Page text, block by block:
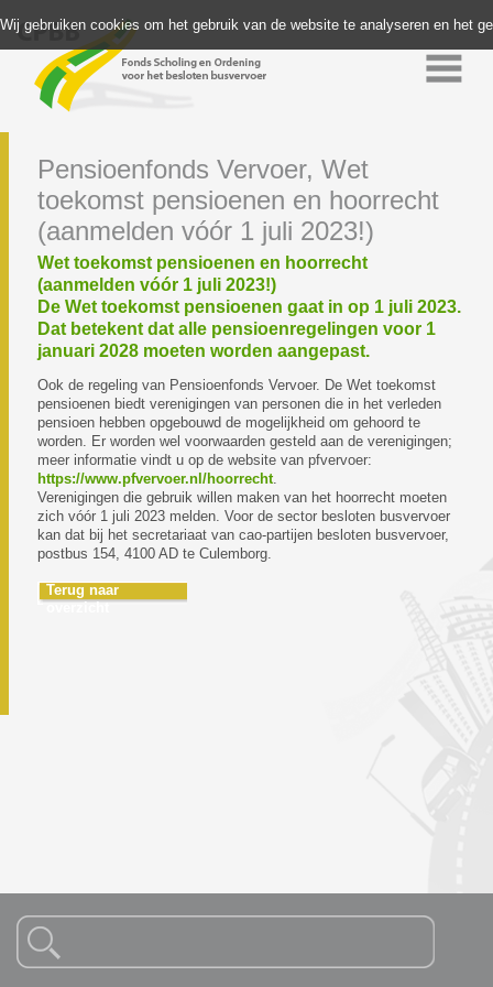
Wij gebruiken cookies om het gebruik van de website te analyseren en het
Pensioenfonds Vervoer, Wet
toekomst pensioenen en hoorrecht
(aanmelden vóór 1 juli 2023!)
Wet toekomst pensioenen en hoorrecht
(aanmelden vóór 1 juli 2023!)
De Wet toekomst pensioenen gaat in op 1 juli 2023.
Dat betekent dat alle pensioenregelingen voor 1
januari 2028 moeten worden aangepast.
Ook de regeling van Pensioenfonds Vervoer. De Wet toekomst
pensioenen biedt verenigingen van personen die in het verleden
pensioen hebben opgebouwd de mogelijkheid om gehoord te
worden. Er worden wel voorwaarden gesteld aan de verenigingen;
meer informatie vindt u op de website van pfvervoer:
https://www.pfvervoer.nl/hoorrecht.
Verenigingen die gebruik willen maken van het hoorrecht moeten
zich vóór 1 juli 2023 melden. Voor de sector besloten busvervoer
kan dat bij het secretariaat van cao-partijen besloten busvervoer,
postbus 154, 4100 AD te Culemborg.
Terug naar
overzicht